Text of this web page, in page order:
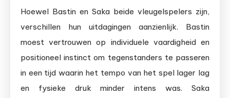
Hoewel Bastin en Saka beide vleugelspelers zijn,
verschillen hun uitdagingen aanzienlijk. Bastin
moest vertrouwen op individuele vaardigheid en
positioneel instinct om tegenstanders te passeren
in een tijd waarin het tempo van het spel lager lag
en fysieke druk minder intens was. Saka